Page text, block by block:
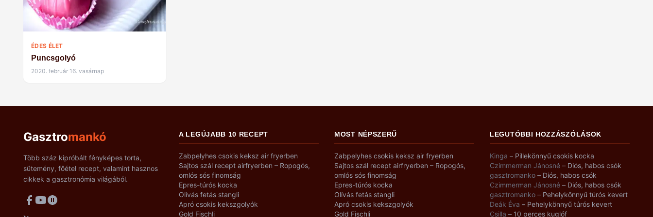
ÉDES ÉLET
Puncsgolyó
2020. február 16. vasárnap
Gasztromankó
Több száz kipróbált fényképes torta,
sütemény, főétel recept, valamint hasznos
cikkek a gasztronómia világából.
A LEGÚJABB 10 RECEPT
Zabpelyhes csokis keksz air fryerben
Sajtos szál recept airfryerben – Ropogós,
omlós sós finomság
Epres-túrós kocka
Olívás fetás stangli
Apró csokis kekszgolyók
Gold Fischli
MOST NÉPSZERŰ
Zabpelyhes csokis keksz air fryerben
Sajtos szál recept airfryerben – Ropogós,
omlós sós finomság
Epres-túrós kocka
Olívás fetás stangli
Apró csokis kekszgolyók
Gold Fischli
LEGUTÓBBI HOZZÁSZÓLÁSOK
Kinga – Pillekönnyű csokis kocka
Czimmerman Jánosné – Diós, habos csók
gasztromanko – Diós, habos csók
Czimmerman Jánosné – Diós, habos csók
gasztromanko – Pehelykönnyű túrós kevert
Deák Éva – Pehelykönnyű túrós kevert
Csilla – 10 perces kuglóf